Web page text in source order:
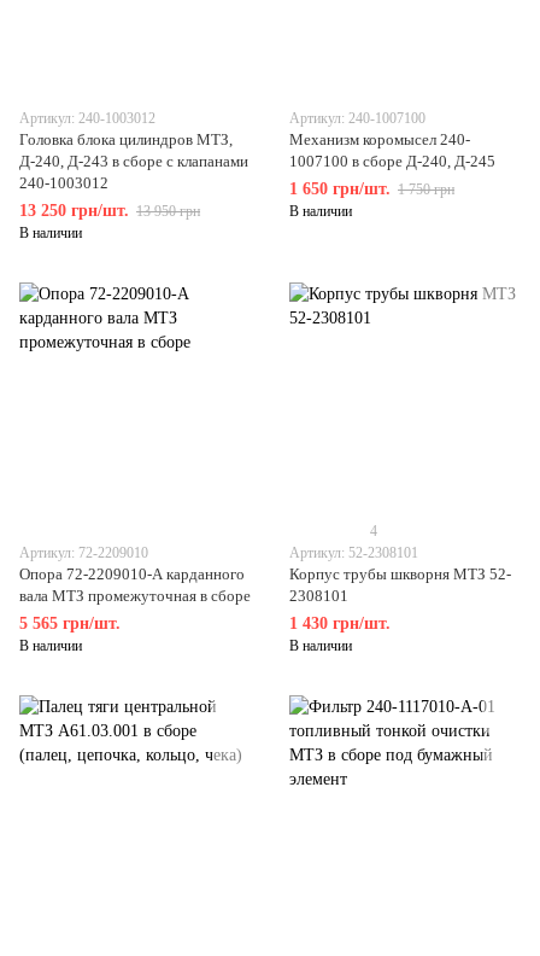
Артикул: 240-1003012
Головка блока цилиндров МТЗ,
Д-240, Д-243 в сборе с клапанами
240-1003012
13 250 грн/шт. 13 950 грн
В наличии
Артикул: 240-1007100
Механизм коромысел 240-
1007100 в сборе Д-240, Д-245
1 650 грн/шт. 1 750 грн
В наличии
Артикул: 72-2209010
Опора 72-2209010-А карданного
вала МТЗ промежуточная в сборе
5 565 грн/шт.
В наличии
4
Артикул: 52-2308101
Корпус трубы шкворня МТЗ 52-
2308101
1 430 грн/шт.
В наличии